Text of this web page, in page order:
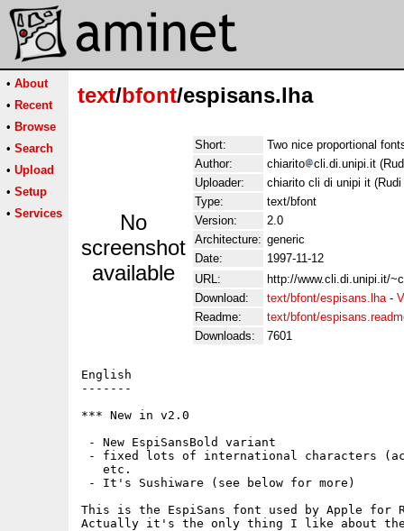
• About
• Recent
• Browse
• Search
• Upload
• Setup
• Services
text/bfont/espisans.lha
No
screenshot
available
Short:
Two nice proportional
Author:
chiarito
cli.di.unipi.it
Uploader:
chiarito cli di unipi it (Rudi
Type:
text/bfont
Version:
2.0
Architecture: generic
Date:
1997-11-12
URL:
http://www.cli.di.unipi.it/
Download:
text/bfont/espisans.lha-
Readme:
text/bfont/
Downloads:
7601
English
-------
*** New in v2.0
- New EspiSansBold variant
- fixed lots of international characters
   etc.
- It's Sushiware (see below for more)
This is the EspiSans font used by Apple for
Actually it's the only thing I like about the